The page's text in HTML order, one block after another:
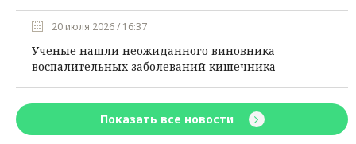
20 июля 2026 / 16:37
Ученые нашли неожиданного виновника
воспалительных заболеваний кишечника
Показать все новости